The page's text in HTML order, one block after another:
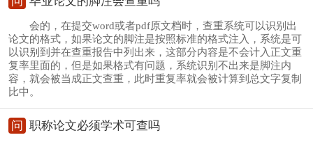
会的，在提交word或者pdf原文档时，查重系统可以识别出
论文的格式，如果论文的脚注是按照标准的格式注入，系统是可
以识别到并在查重报告中列出来，这部分内容是不会计入正文重
复率里面的，但是如果格式有问题，系统识别不出来是脚注内
容，就会被当成正文查重，此时重复率就会被计算到总文字复制
比中。
问 职称论文必须学术可查吗